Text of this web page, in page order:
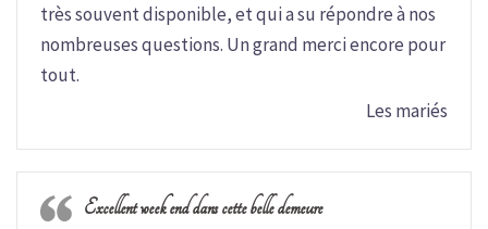
très souvent disponible, et qui a su répondre à nos
nombreuses questions. Un grand merci encore pour
tout.
Les mariés
Excellent week end dans cette belle demeure